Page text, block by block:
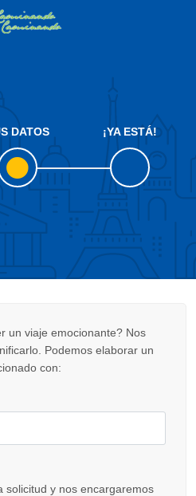
DATOS ¡YA ESTÁ!
un viaje emocionante? Nos
Podemos elaborar un
con:
solicitud y nos encargaremos